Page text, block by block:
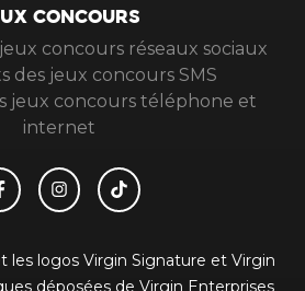
CONCOURS
concours réseaux sociaux
des jeux concours SMS
jeux concours téléphone et
internet
les logos Virgin Signature et Virgin
déposées de Virgin Enterprises